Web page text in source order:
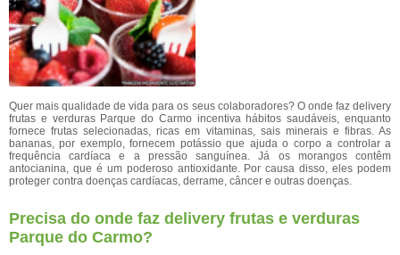
Quer mais qualidade de vida para os seus colaboradores? O onde faz delivery
frutas e verduras Parque do Carmo incentiva hábitos saudáveis, enquanto
fornece frutas selecionadas, ricas em vitaminas, sais minerais e fibras. As
bananas, por exemplo, fornecem potássio que ajuda o corpo a controlar a
frequência cardíaca e a pressão sanguínea. Já os morangos contêm
antocianina, que é um poderoso antioxidante. Por causa disso, eles podem
proteger contra doenças cardíacas, derrame, câncer e outras doenças.
Precisa do onde faz delivery frutas e verduras
Parque do Carmo?